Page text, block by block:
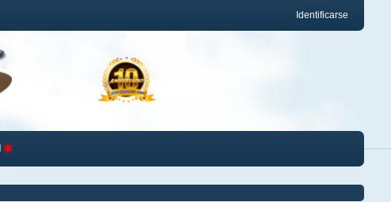
Identificarse